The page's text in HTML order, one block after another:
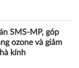
SMS-MP, góp
ozone và giảm
kính